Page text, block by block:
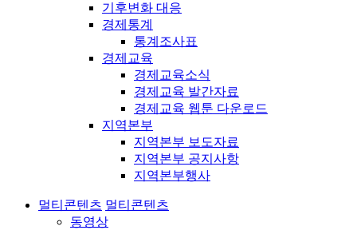
기후변화 대응
경제통계
통계조사표
경제교육
경제교육소식
경제교육 발간자료
경제교육 웹툰 다운로드
지역본부
지역본부 보도자료
지역본부 공지사항
지역본부행사
멀티콘텐츠 멀티콘텐츠
동영상